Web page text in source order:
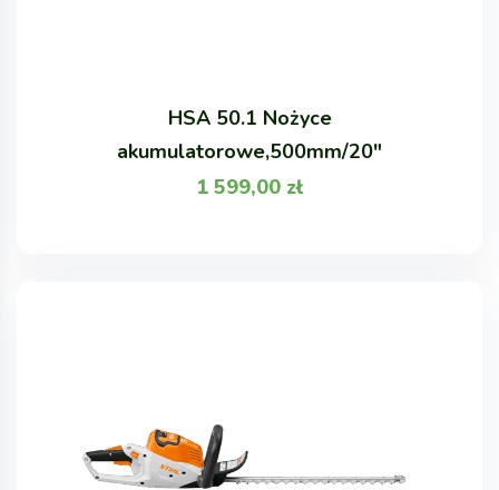
HSA 50.1 Nożyce
akumulatorowe,500mm/20"
1 599,00 zł